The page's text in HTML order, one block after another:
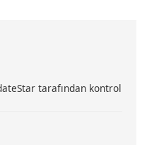
tarafından kontrol